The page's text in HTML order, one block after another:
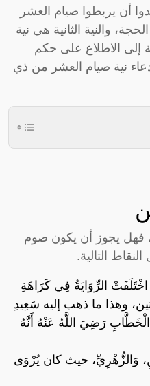
أن يربطوا صيام العشر
والنية الثانية هي نية
إلى الاطلاع على حكم
نية صيام العشر من ذي
فهل يجوز أن يكون صوم
التالية.
الرِّوَايَةُ فِي كَرَاهَةِ
وهذا ما ذهب إليه سَعِيدِ
رَضِيَ اللَّهُ عَنْهُ أَنَّهُ
وَالزُّهْرِيِّ، حيث كان يُرْوَى